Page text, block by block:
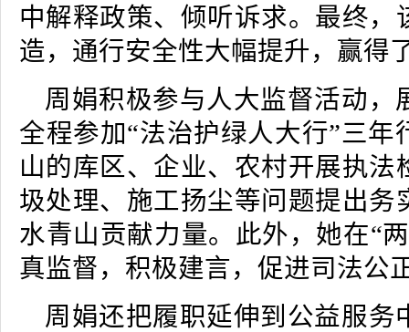
中解释政策、倾听诉求。最终，
造，通行安全性大幅提升，赢得
周娟积极参与人大监督活动，
全程参加“法治护绿人大行”三年
山的库区、企业、农村开展执法
圾处理、施工扬尘等问题提出务
水青山贡献力量。此外，她在“
真监督，积极建言，促进司法公
周娟还把履职延伸到公益服务